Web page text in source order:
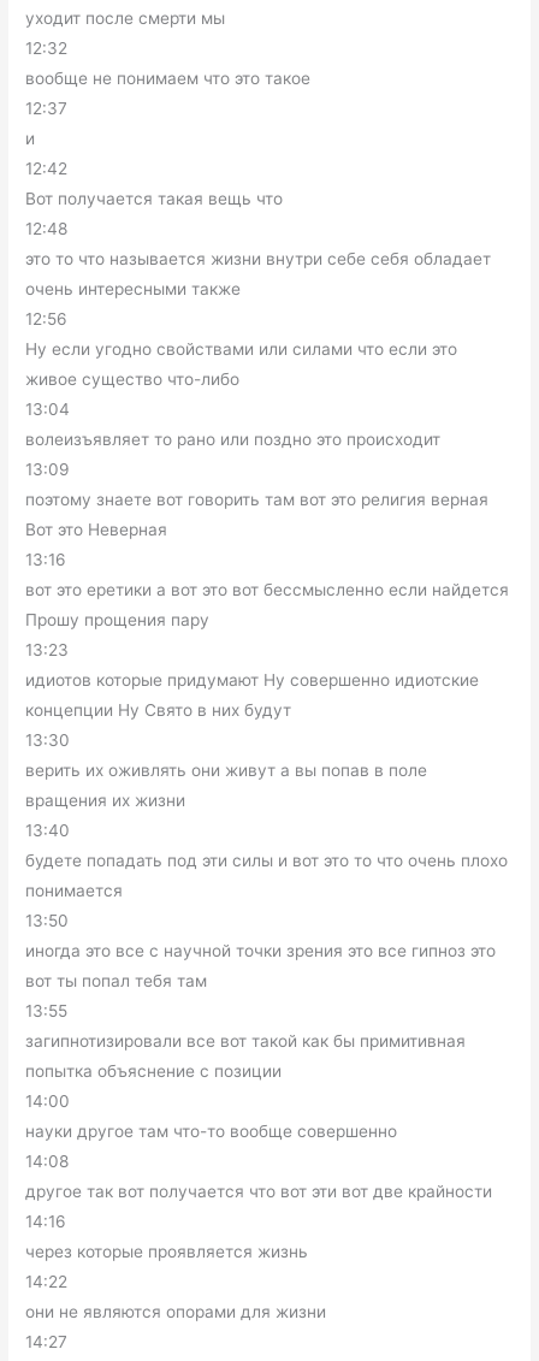
уходит после смерти мы
12:32
вообще не понимаем что это такое
12:37
и
12:42
Вот получается такая вещь что
12:48
это то что называется жизни внутри себе себя обладает
очень интересными также
12:56
Ну если угодно свойствами или силами что если это
живое существо что-либо
13:04
волеизъявляет то рано или поздно это происходит
13:09
поэтому знаете вот говорить там вот это религия верная
Вот это Неверная
13:16
вот это еретики а вот это вот бессмысленно если найдется
Прошу прощения пару
13:23
идиотов которые придумают Ну совершенно идиотские
концепции Ну Свято в них будут
13:30
верить их оживлять они живут а вы попав в поле
вращения их жизни
13:40
будете попадать под эти силы и вот это то что очень плохо
понимается
13:50
иногда это все с научной точки зрения это все гипноз это
вот ты попал тебя там
13:55
загипнотизировали все вот такой как бы примитивная
попытка объяснение с позиции
14:00
науки другое там что-то вообще совершенно
14:08
другое так вот получается что вот эти вот две крайности
14:16
через которые проявляется жизнь
14:22
они не являются опорами для жизни
14:27